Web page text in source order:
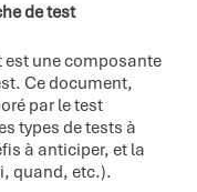
de test
est une composante
Ce document,
par le test
types de tests à
à anticiper, et la
quand, etc.).